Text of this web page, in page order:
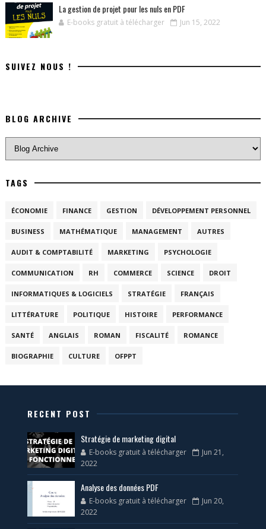
La gestion de projet pour les nuls en PDF
E-books gratuit à télécharger Jun 15, 2022
SUIVEZ NOUS !
BLOG ARCHIVE
TAGS
ÉCONOMIE FINANCE GESTION DÉVELOPPEMENT PERSONNEL
BUSINESS MATHÉMATIQUE MANAGEMENT AUTRES
AUDIT & COMPTABILITÉ MARKETING PSYCHOLOGIE
COMMUNICATION RH COMMERCE SCIENCE DROIT
INFORMATIQUES & LOGICIELS STRATÉGIE FRANÇAIS
LITTÉRATURE POLITIQUE HISTOIRE PERFORMANCE
SANTÉ ANGLAIS ROMAN FISCALITÉ ROMANCE
BIOGRAPHIE CULTURE OFPPT
RECENT POST
Stratégie de marketing digital
E-books gratuit à télécharger
Jun 21,
2022
Analyse des données PDF
E-books gratuit à télécharger
Jun 20,
2022